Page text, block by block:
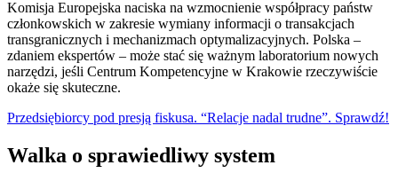
Komisja Europejska naciska na wzmocnienie współpracy państw
członkowskich w zakresie wymiany informacji o transakcjach
transgranicznych i mechanizmach optymalizacyjnych. Polska –
zdaniem ekspertów – może stać się ważnym laboratorium nowych
narzędzi, jeśli Centrum Kompetencyjne w Krakowie rzeczywiście
okaże się skuteczne.
Przedsiębiorcy pod presją fiskusa. “Relacje nadal trudne”. Sprawdź!
Walka o sprawiedliwy system